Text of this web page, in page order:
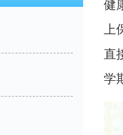
健
上
直
学